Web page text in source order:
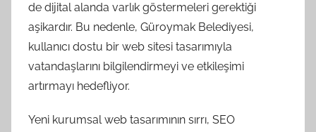
de dijital alanda varlık göstermeleri gerektiği
aşikardır. Bu nedenle, Güroymak Belediyesi,
kullanıcı dostu bir web sitesi tasarımıyla
vatandaşlarını bilgilendirmeyi ve etkileşimi
artırmayı hedefliyor.
Yeni kurumsal web tasarımının sırrı, SEO